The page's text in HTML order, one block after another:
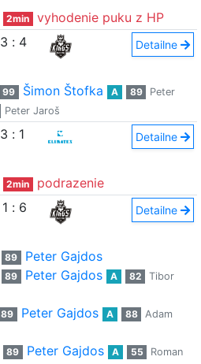
2min
vyhodenie puku z HP
3 : 4 Detailne
99 Šimon Štofka A 89
Peter
Peter Jaroš
3 : 1 Detailne
2min
podrazenie
1 : 6 Detailne
89 Peter Gajdos
89 Peter Gajdos A 82
Tibor
89 Peter Gajdos A 88
Adam
89 Peter Gajdos A 55
Roman